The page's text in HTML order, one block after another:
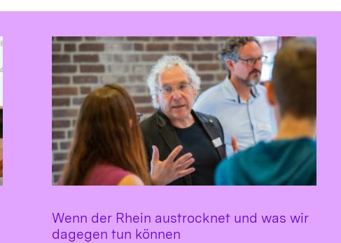
Wenn der Rhein austrocknet und was wir
dagegen tun können